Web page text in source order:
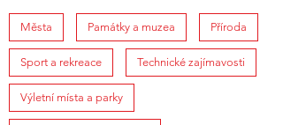
Města Památky a muzea Příroda
Sport a rekreace Technické zajímavosti
Výletní místa a parky